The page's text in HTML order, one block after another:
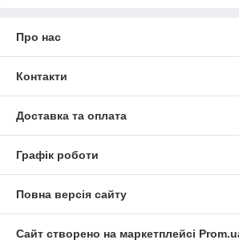
Про нас
Контакти
Доставка та оплата
Графік роботи
Повна версія сайту
Сайт створено на маркетплейсі